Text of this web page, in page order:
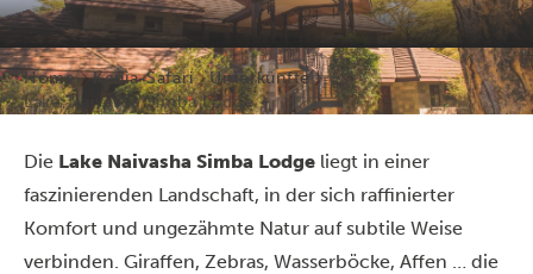
Home Kenia-Safari
Unterkünfte
Lake Naivasha Simba Lodge
Die Lake Naivasha Simba Lodge liegt in einer
faszinierenden Landschaft, in der sich raffinierter
Komfort und ungezähmte Natur auf subtile Weise
verbinden. Giraffen, Zebras, Wasserböcke, Affen … die